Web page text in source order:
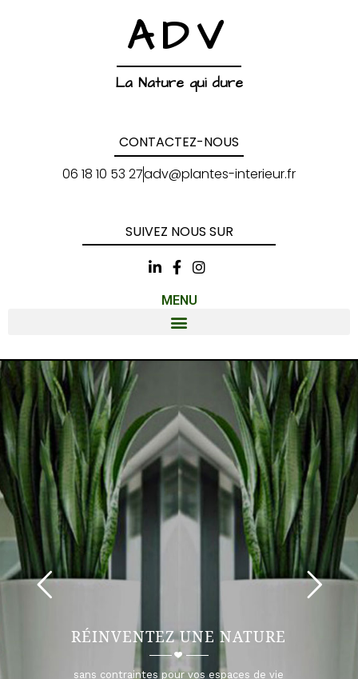
ADV
La Nature qui dure
CONTACTEZ-NOUS
06 18 10 53 27adv@plantes-interieur.fr
SUIVEZ NOUS SUR
MENU
RÉINVENTEZ UNE NATURE